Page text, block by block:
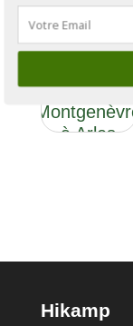
GR®653D
Domitia,
à Arles
Hikamp